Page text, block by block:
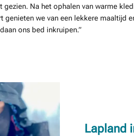
Na het ophalen van warme
genieten we van een lekkere maaltijd
ons bed inkruipen.”
Lapland